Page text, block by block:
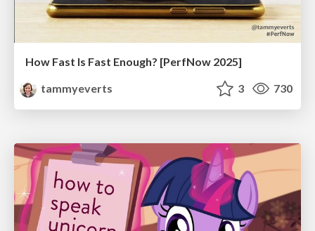
How Fast Is Fast Enough? [PerfNow 2025]
tammyeverts
3 730